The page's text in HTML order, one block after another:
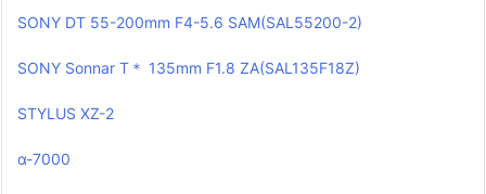
SONY DT 55-200mm F4-5.6 SAM(SAL55200-2)
SONY Sonnar T＊ 135mm F1.8 ZA(SAL135F18Z)
STYLUS XZ-2
α-7000